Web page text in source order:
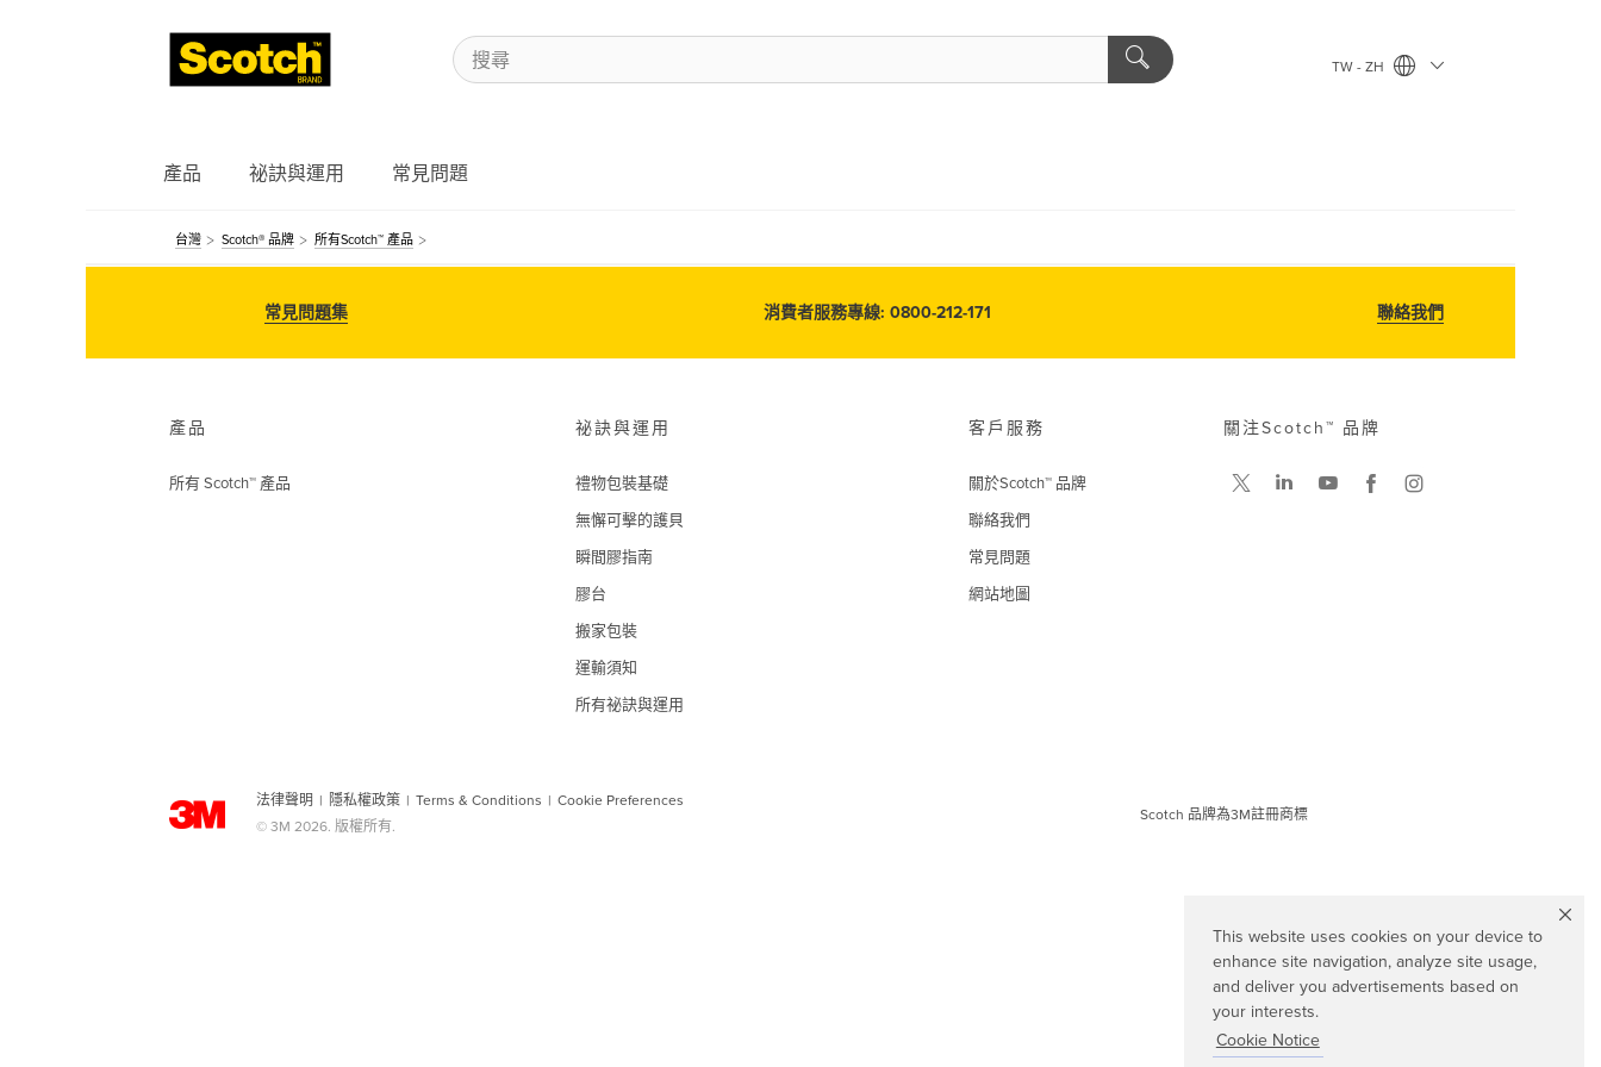
This website uses cookies on your device to
enhance site navigation, analyze site usage,
and deliver you advertisements based on
your interests.
Cookie Notice
TW - ZH
產品 祕訣與運用 常見問題
台灣 Scotch® 品牌 所有Scotch™ 產品
常見問題集 消費者服務專線: 0800-212-171 聯絡我們
產品
所有 Scotch™ 產品
祕訣與運用
禮物包裝基礎
無懈可擊的護貝
瞬間膠指南
膠台
搬家包裝
運輸須知
所有祕訣與運用
客戶服務
關於Scotch™ 品牌
聯絡我們
常見問題
網站地圖
法律聲明 | 隱私權政策 | Terms & Conditions | Cookie Preferences
© 3M 2026. 版權所有.
關注Scotch™ 品牌
Scotch 品牌為3M註冊商標